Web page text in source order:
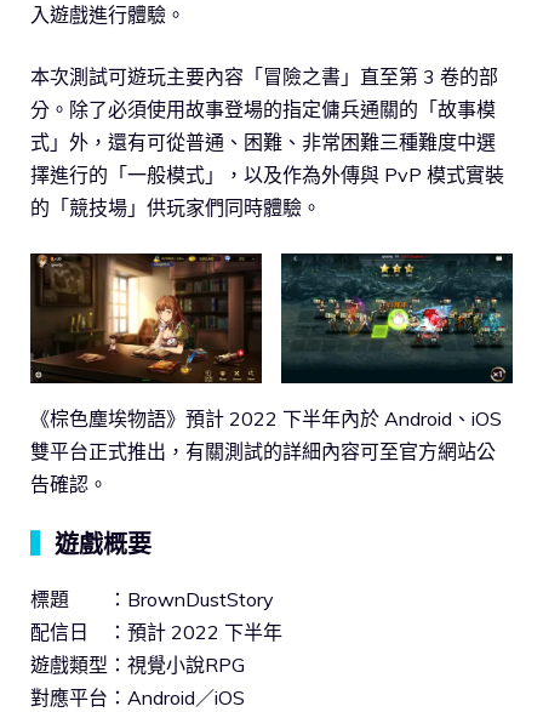
入遊戲進行體驗。
本次測試可遊玩主要內容「冒險之書」直至第 3 卷的部
分。除了必須使用故事登場的指定傭兵通關的「故事模
式」外，還有可從普通、困難、非常困難三種難度中選
擇進行的「一般模式」，以及作為外傳與 PvP 模式實裝
的「競技場」供玩家們同時體驗。
《棕色塵埃物語》預計 2022 下半年內於 Android、iOS
雙平台正式推出，有關測試的詳細內容可至官方網站公
告確認。
遊戲概要
標題 ：BrownDustStory
配信日 ：預計 2022 下半年
遊戲類型：視覺小說RPG
對應平台：Android／iOS